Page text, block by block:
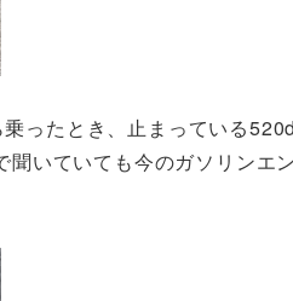
ったとき、止まっている
いていても今のガソリンエ